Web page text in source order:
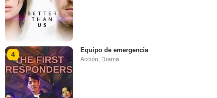
4
Equipo de emergencia
Acción, Drama